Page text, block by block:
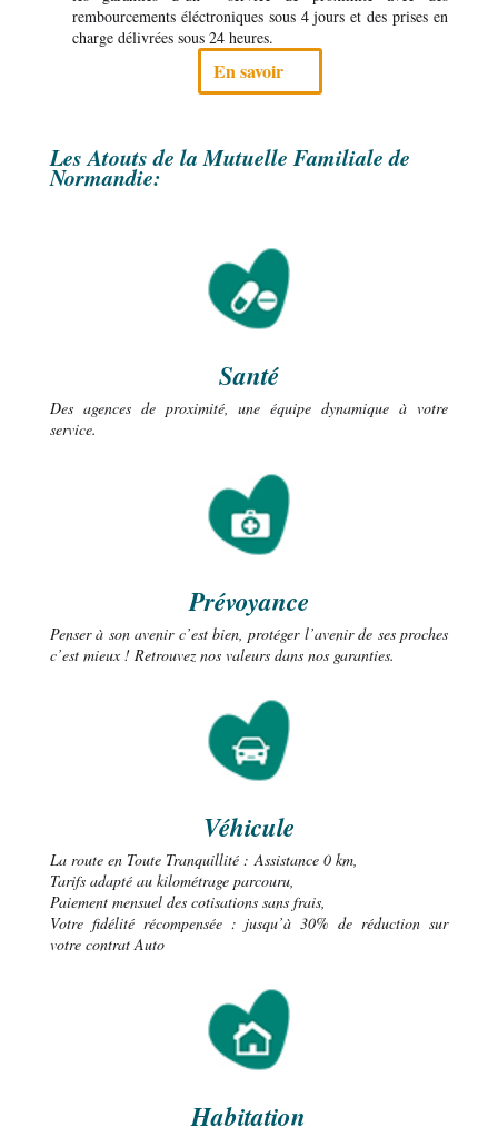
rembourcements éléctroniques sous 4 jours et des prises en
charge délivrées sous 24 heures.
En savoir
Les Atouts de la Mutuelle Familiale de
Normandie:
Santé
Des agences de proximité, une équipe dynamique à votre
service.
Prévoyance
Penser à son avenir c’est bien, protéger l’avenir de ses proches
c’est mieux ! Retrouvez nos valeurs dans nos garanties.
Véhicule
La route en Toute Tranquillité : Assistance 0 km,
Tarifs adapté au kilométrage parcouru,
Paiement mensuel des cotisations sans frais,
Votre fidélité récompensée : jusqu’à 30% de réduction sur
votre contrat Auto
Habitation